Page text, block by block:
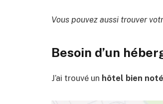
Vous pouvez aussi trouver
Besoin d’un
J’ai trouvé un hôtel bien